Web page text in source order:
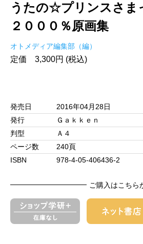
うたの☆プリンスさま
２０００％原画集
オトメディア編集部（編）
定価 3,300円 (税込)
発売日
2016年04月28日
発行
Ｇａｋｋｅｎ
判型
Ａ４
ページ数
240頁
ISBN
978-4-05-406436-2
ご購入はこちら